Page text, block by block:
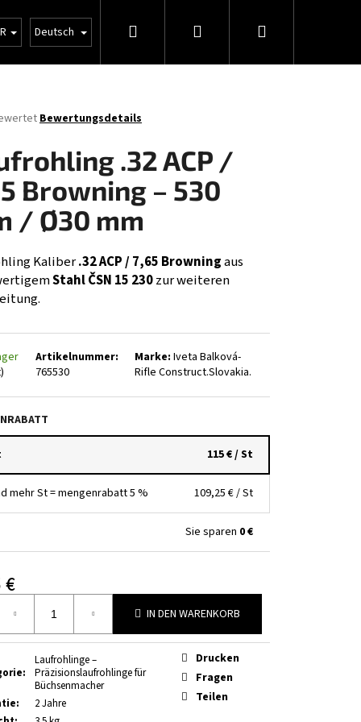
Geschäftsbedingungen Großhandel
Deutsch Suchen Login Warenkorb
Bewertungsdetails
.32 ACP /
Browning – 530
/ Ø30 mm
Kaliber.32 ACP / 7,65 Browningaus
Stahl ČSN 15 230zur weiteren
Artikelnummer:
765530
Marke:Iveta Balková-
Rifle Construct.Slovakia.
115 €/ St
mehr St = mengenrabatt 5 % 109,25 €/ St
Sie sparen 0 €
€
IN DEN WARENKORB
:
Laufrohlinge –
Präzisionslaufrohlinge für
Büchsenmacher
:
2 Jahre
Drucken
Fragen
Teilen
PATRONE .243 .308 W
ROT